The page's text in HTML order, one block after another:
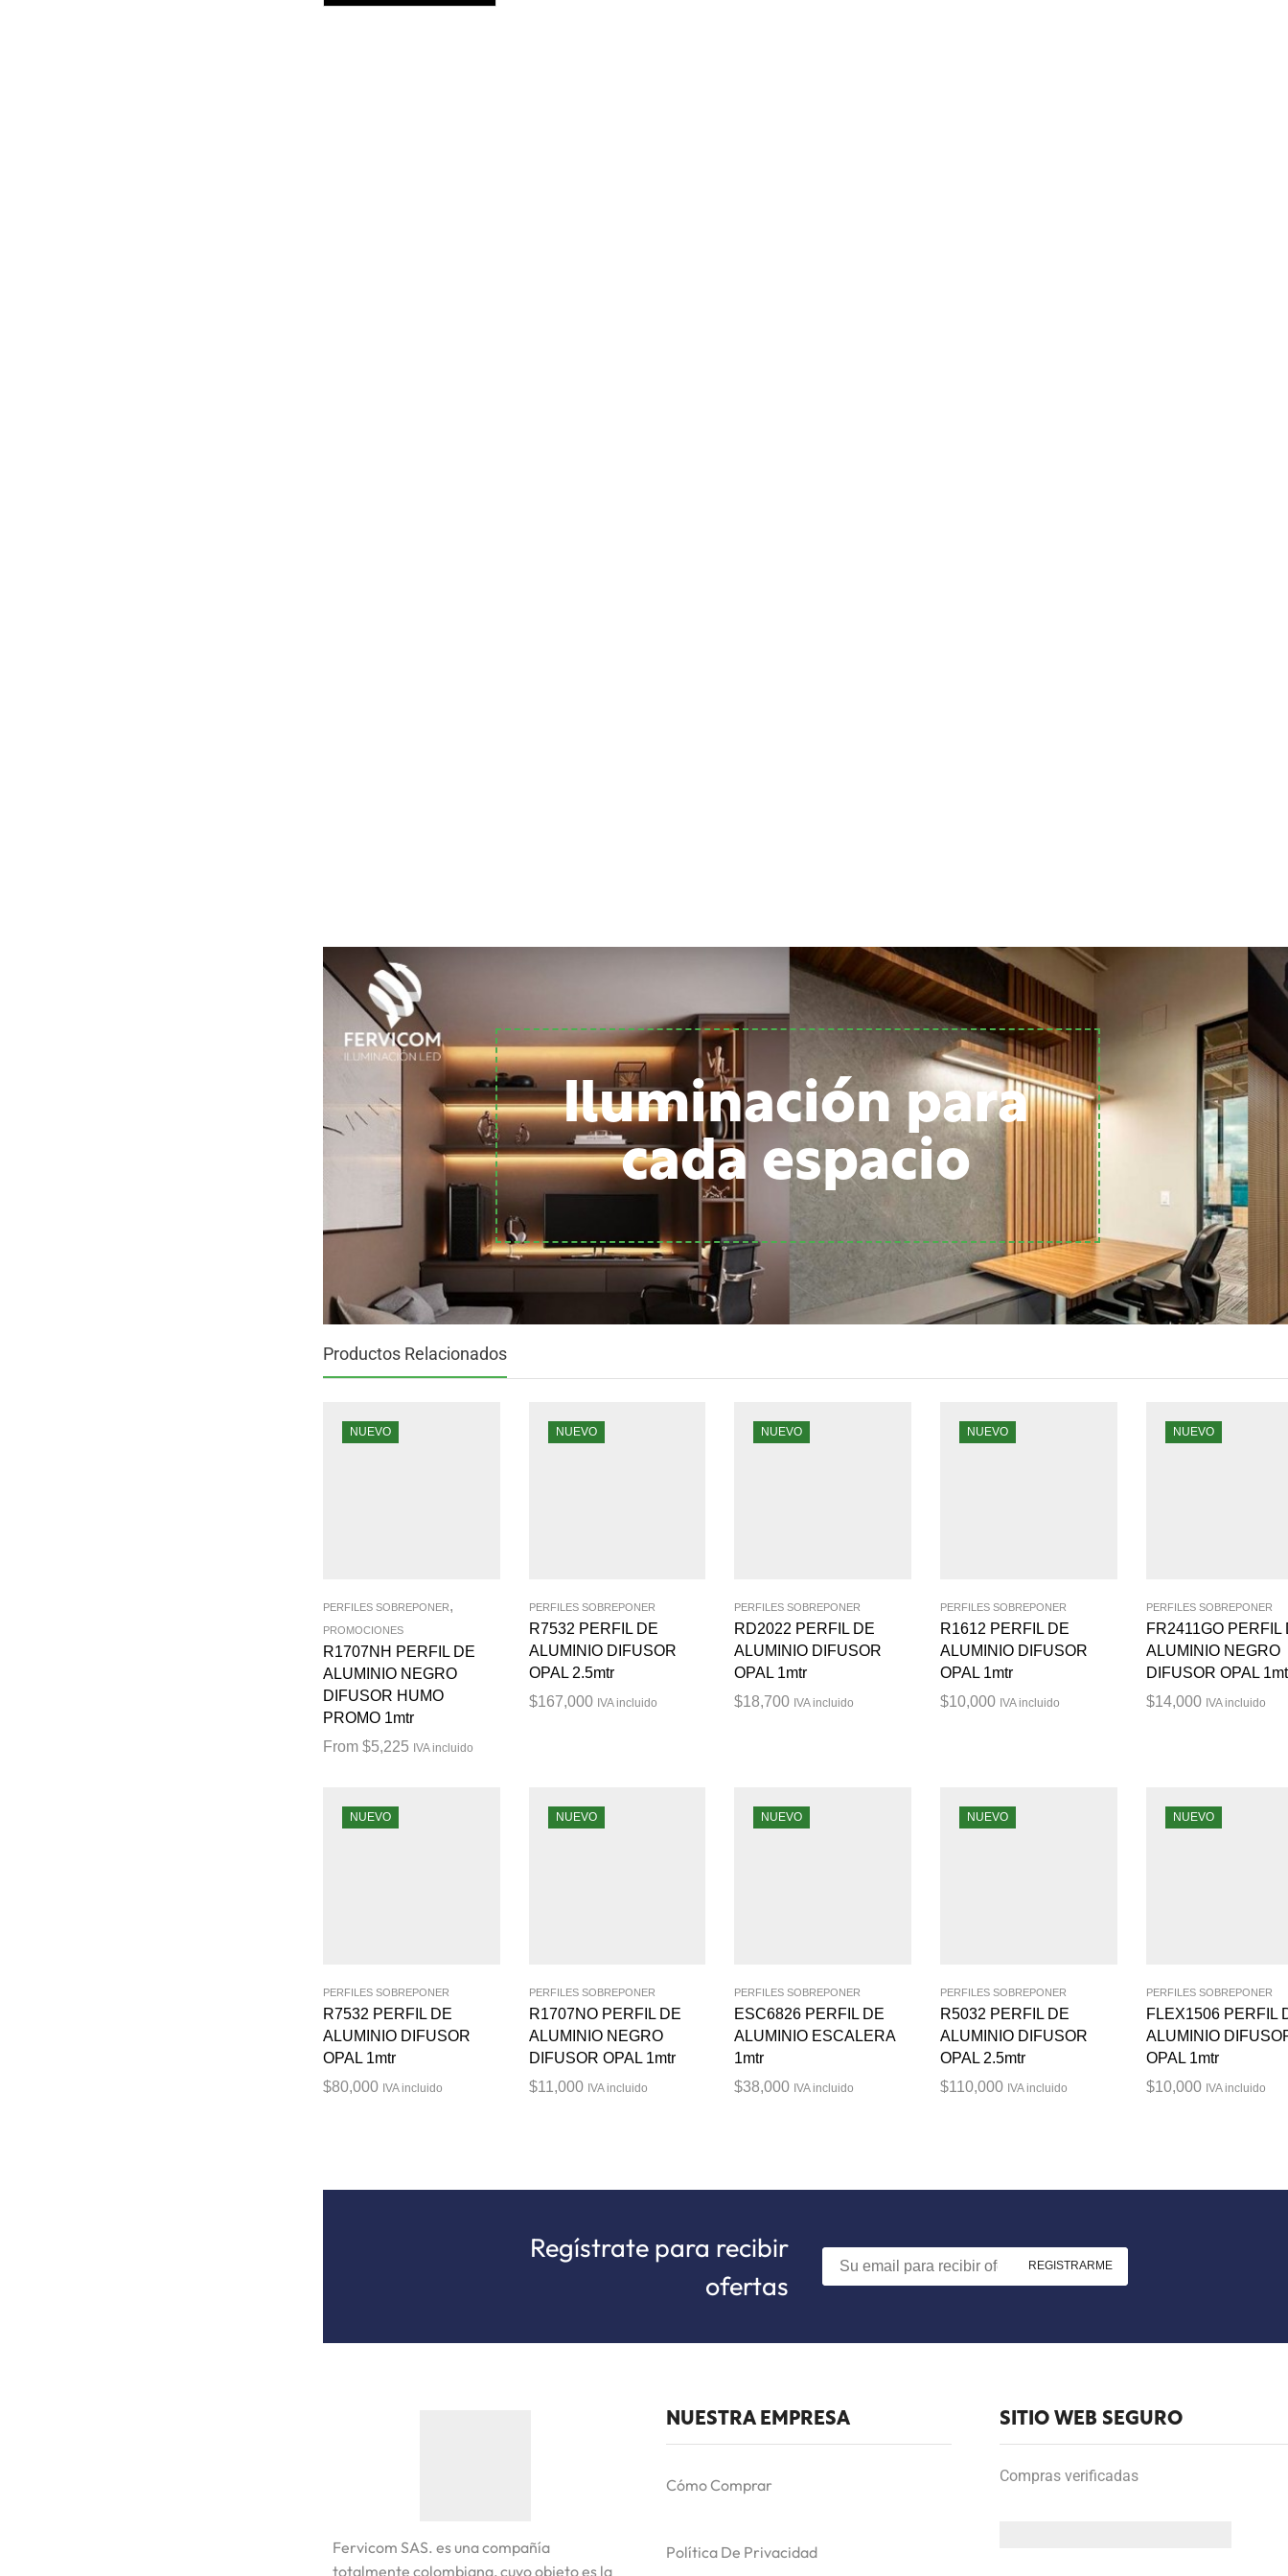
Iluminación para
cada espacio
Productos Relacionados
NUEVO
PERFILES SOBREPONER,
PROMOCIONES
R1707NH PERFIL DE
ALUMINIO NEGRO
DIFUSOR HUMO
PROMO 1mtr
From$5,225 IVA incluido
NUEVO
PERFILES SOBREPONER
R7532 PERFIL DE
ALUMINIO DIFUSOR
OPAL 2.5mtr
$167,000 IVA incluido
NUEVO
PERFILES SOBREPONER
RD2022 PERFIL DE
ALUMINIO DIFUSOR
OPAL 1mtr
$18,700 IVA incluido
NUEVO
PERFILES SOBREPONER
R1612 PERFIL DE
ALUMINIO DIFUSOR
OPAL 1mtr
$10,000 IVA incluido
NUEVO
PERFILES SOBREPONER
FR2411GO PERFIL
ALUMINIO NEGRO
DIFUSOR OPAL
$14,000 IVA incluido
NUEVO
PERFILES SOBREPONER
R7532 PERFIL DE
ALUMINIO DIFUSOR
OPAL 1mtr
$80,000 IVA incluido
NUEVO
PERFILES SOBREPONER
R1707NO PERFIL DE
ALUMINIO NEGRO
DIFUSOR OPAL 1mtr
$11,000 IVA incluido
NUEVO
PERFILES SOBREPONER
ESC6826 PERFIL DE
ALUMINIO ESCALERA
1mtr
$38,000 IVA incluido
NUEVO
PERFILES SOBREPONER
R5032 PERFIL DE
ALUMINIO DIFUSOR
OPAL 2.5mtr
$110,000 IVA incluido
NUEVO
PERFILES SOBREPONER
FLEX1506 PERFIL
ALUMINIO
OPAL 1mtr
$10,000 IVA incluido
Regístrate para recibir
ofertas
Fervicom SAS. es una compañía
totalmente colombiana, cuyo objeto es la
NUESTRA EMPRESA
Cómo Comprar
Política De Privacidad
SITIO WEB SEGURO
Compras verificadas